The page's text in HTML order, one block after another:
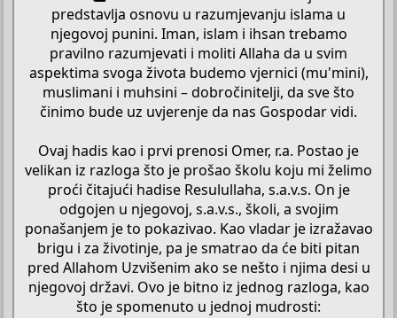
predstavlja osnovu u razumjevanju islama u
njegovoj punini. Iman, islam i ihsan trebamo
pravilno razumjevati i moliti Allaha da u svim
aspektima svoga života budemo vjernici (mu'mini),
muslimani i muhsini – dobročinitelji, da sve što
činimo bude uz uvjerenje da nas Gospodar vidi.
Ovaj hadis kao i prvi prenosi Omer, r.a. Postao je
velikan iz razloga što je prošao školu koju mi želimo
proći čitajući hadise Resulullaha, s.a.v.s. On je
odgojen u njegovoj, s.a.v.s., školi, a svojim
ponašanjem je to pokazivao. Kao vladar je izražavao
brigu i za životinje, pa je smatrao da će biti pitan
pred Allahom Uzvišenim ako se nešto i njima desi u
njegovoj državi. Ovo je bitno iz jednog razloga, kao
što je spomenuto u jednoj mudrosti: